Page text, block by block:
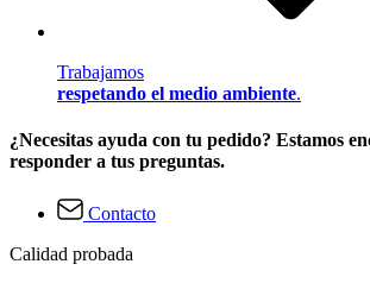
Trabajamos
respetando el medio ambiente.
¿Necesitas ayuda con tu pedido? Estamos
responder a tus preguntas.
Contacto
Calidad probada